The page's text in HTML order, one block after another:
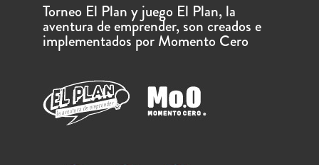
Torneo El Plan y juego El Plan, la
aventura de emprender, son creados e
implementados por Momento Cero